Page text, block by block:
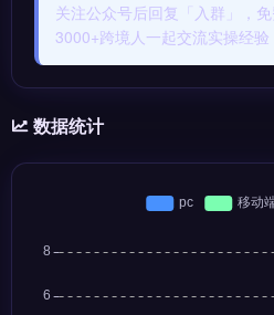
关注公众号后回复「入群」，
3000+跨境人一起交流实操经验
数据统计